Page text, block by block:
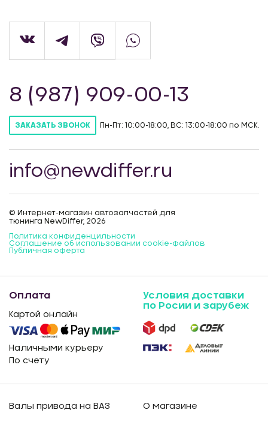
8 (987) 909-00-13
ЗАКАЗАТЬ ЗВОНОК Пн-Пт: 10:00-18:00, ВС: 13:00-18:00 по МСК.
info@newdiffer.ru
© Интернет-магазин автозапчастей для
тюнинга NewDiffer, 2026
Политика конфиденцильности
Соглашение об использовании cookie-файлов
Публичная оферта
Оплата
Картой онлайн
Наличными курьеру
По счету
Условия доставки
по Росии и зарубеж
Валы привода на ВАЗ О магазине